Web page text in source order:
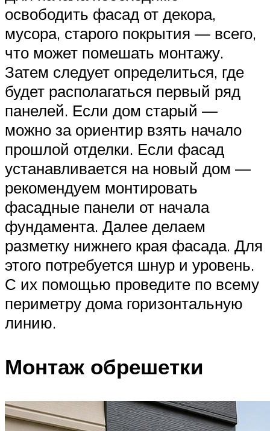
освободить фасад от декора,
мусора, старого покрытия — всего,
что может помешать монтажу.
Затем следует определиться, где
будет располагаться первый ряд
панелей. Если дом старый —
можно за ориентир взять начало
прошлой отделки. Если фасад
устанавливается на новый дом —
рекомендуем монтировать
фасадные панели от начала
фундамента. Далее делаем
разметку нижнего края фасада. Для
этого потребуется шнур и уровень.
С их помощью проведите по всему
периметру дома горизонтальную
линию.
Монтаж обрешетки